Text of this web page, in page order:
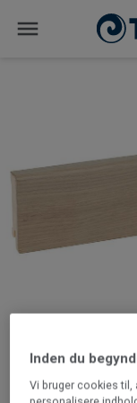
Inden du
Vi bruger cookies til,